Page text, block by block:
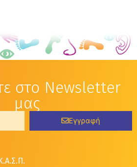
στο Newsletter
μας
Εγγραφή